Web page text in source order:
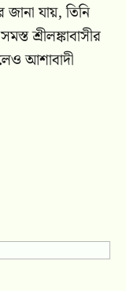
যায়, তিনি
শ্রীলঙ্কাবাসীর
আশাবাদী